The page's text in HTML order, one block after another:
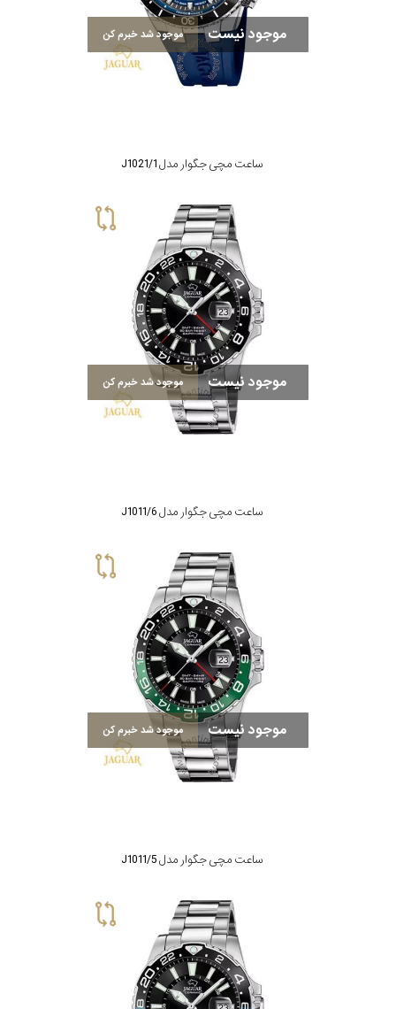
موجود نیست موجود شد خبرم کن
ساعت مچی جگوار مدل J1021/1
موجود نیست موجود شد خبرم کن
ساعت مچی جگوار مدل J1011/6
موجود نیست موجود شد خبرم کن
ساعت مچی جگوار مدل J1011/5